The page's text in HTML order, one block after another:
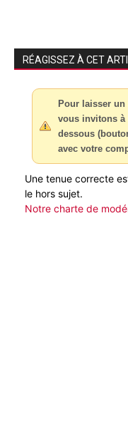
RÉAGISSEZ À CET
Pour laisser
vous invitons à
dessous
avec votre
Une tenue correcte
le hors sujet.
Notre charte de